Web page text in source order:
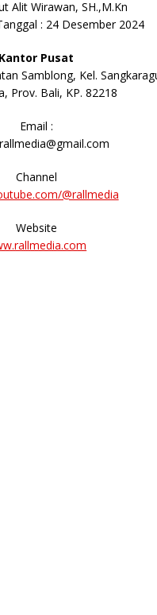
Alit Wirawan, SH.,M.Kn
: 24 Desember 2024
Kantor Pusat
Samblong, Kel.
Prov. Bali, KP. 82218
Email :
Channel
@rallmedia
Website